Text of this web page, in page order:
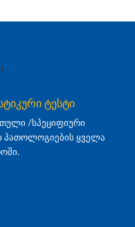
ტესტი
/სპეციფიური
პათოლოგიების ყველა